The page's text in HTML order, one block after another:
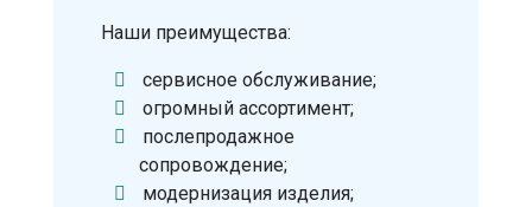
Наши преимущества:
сервисное обслуживание;
огромный ассортимент;
послепродажное
сопровождение;
модернизация изделия;